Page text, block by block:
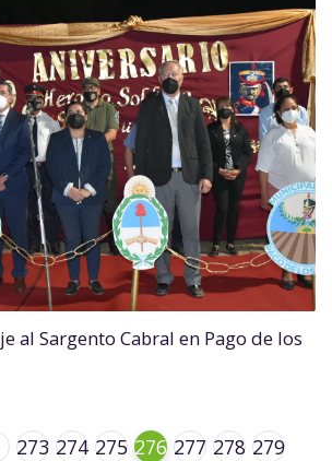
al Sargento Cabral en Pago de los
273 274 275 276 277 278 279